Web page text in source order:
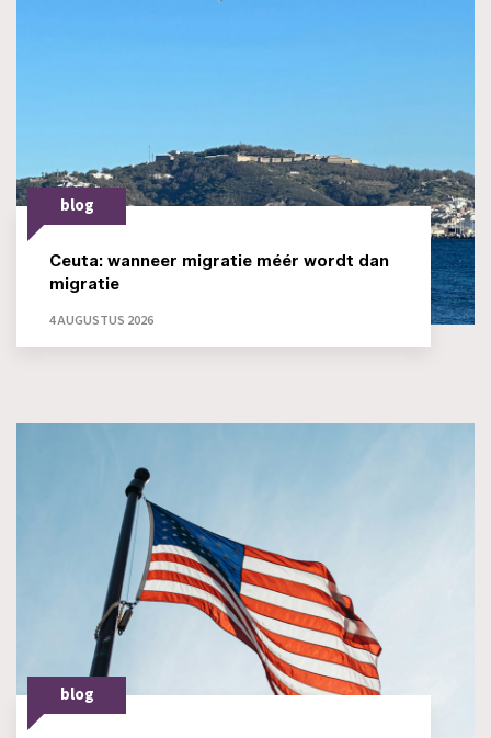
blog
Ceuta: wanneer migratie méér wordt dan
migratie
4 AUGUSTUS 2026
blog